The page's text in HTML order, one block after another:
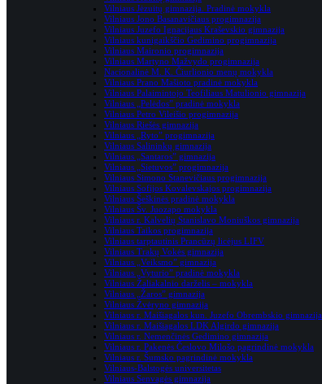
Vilniaus Jėzuitų gimnazija. Pradinė mokykla
Vilniaus Jono Basanavičiaus progimnazija
Vilniaus Juzefo Ignacijaus Kraševskio gimnazija
Vilniaus kunigaikščio Gedimino progimnazija
Vilniaus Maironio progimnazija
Vilniaus Martyno Mažvydo progimnazija
Nacionalinė M. K. Čiurlionio menų mokykla
Vilniaus Prano Mašioto pradinė mokykla
Vilniaus Palaimintojo Teofiliaus Matulionio gimnazija
Vilniaus „Pelėdos” pradinė mokykla
Vilniaus Petro Vileišio progimnazija
Vilniaus Riešės gimnazija
Vilniaus „Ryto” progimnazija
Vilniaus Salininkų gimnazija
Vilniaus „Santaros” gimnazija
Vilniaus „Sietuvos” progimnazija
Vilniaus Simono Stanevičiaus progimnazija
Vilniaus Sofijos Kovalevskajos progimnazija
Vilniaus Šeškinės pradinė mokykla
Vilniaus Šv. Juozapo mokykla
Vilniaus r. Kalvelių Stanislavo Moniuškos gimnazija
Vilniaus Taikos progimnazija
Vilniaus tarptautinis Prancūzų licėjus LIFV
Vilniaus Trakų Vokės gimnazija
Vilniaus „Veiksmo” gimnazija
Vilniaus „Vyturio” pradinė mokykla
Vilniaus Žaliakalnio darželis – mokykla
Vilniaus „Žaros” gimnazija
Vilniaus Žvėryno gimnazija
Vilniaus r. Maišiagalos kun. Juzefo Obrembskio gimnazija
Vilniaus r. Maišiagalos LDK Algirdo gimnazija
Vilniaus r. Nemenčinės Gedimino gimnazija
Vilniaus r. Pake­nės Čes­lovo Milošo pag­rin­dinė mokykla
Vilniaus r. Šumsko pagrindinė mokykla
Vilniaus-Balstogės universitetas
Vilniaus Senvagės gimnazija